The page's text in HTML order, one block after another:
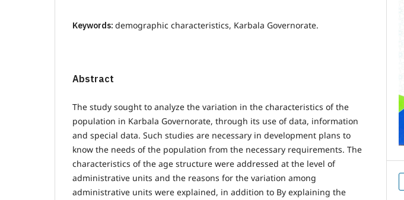
Keywords: demographic characteristics, Karbala Governorate.
Abstract
The study sought to analyze the variation in the characteristics of the
population in Karbala Governorate, through its use of data, information
and special data. Such studies are necessary in development plans to
know the needs of the population from the necessary requirements. The
characteristics of the age structure were addressed at the level of
administrative units and the reasons for the variation among
administrative units were explained, in addition to By explaining the